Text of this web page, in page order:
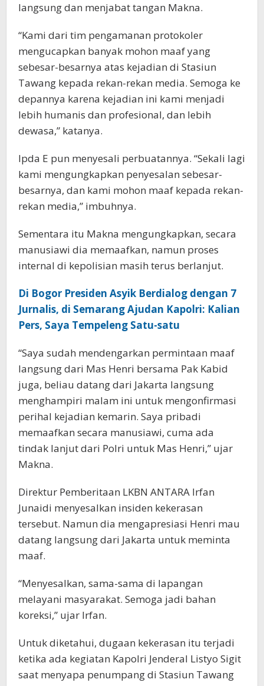
langsung dan menjabat tangan Makna.
“Kami dari tim pengamanan protokoler
mengucapkan banyak mohon maaf yang
sebesar-besarnya atas kejadian di Stasiun
Tawang kepada rekan-rekan media. Semoga ke
depannya karena kejadian ini kami menjadi
lebih humanis dan profesional, dan lebih
dewasa,” katanya.
Ipda E pun menyesali perbuatannya. “Sekali lagi
kami mengungkapkan penyesalan sebesar-
besarnya, dan kami mohon maaf kepada rekan-
rekan media,” imbuhnya.
Sementara itu Makna mengungkapkan, secara
manusiawi dia memaafkan, namun proses
internal di kepolisian masih terus berlanjut.
Di Bogor Presiden Asyik Berdialog dengan 7
Jurnalis, di Semarang Ajudan Kapolri: Kalian
Pers, Saya Tempeleng Satu-satu
“Saya sudah mendengarkan permintaan maaf
langsung dari Mas Henri bersama Pak Kabid
juga, beliau datang dari Jakarta langsung
menghampiri malam ini untuk mengonfirmasi
perihal kejadian kemarin. Saya pribadi
memaafkan secara manusiawi, cuma ada
tindak lanjut dari Polri untuk Mas Henri,” ujar
Makna.
Direktur Pemberitaan LKBN ANTARA Irfan
Junaidi menyesalkan insiden kekerasan
tersebut. Namun dia mengapresiasi Henri mau
datang langsung dari Jakarta untuk meminta
maaf.
“Menyesalkan, sama-sama di lapangan
melayani masyarakat. Semoga jadi bahan
koreksi,” ujar Irfan.
Untuk diketahui, dugaan kekerasan itu terjadi
ketika ada kegiatan Kapolri Jenderal Listyo Sigit
saat menyapa penumpang di Stasiun Tawang